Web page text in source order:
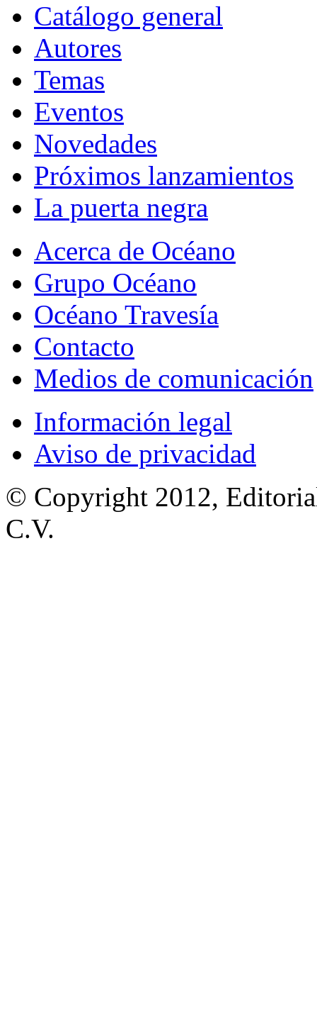
Catálogo general
Autores
Temas
Eventos
Novedades
Próximos lanzamientos
La puerta negra
Acerca de Océano
Grupo Océano
Océano Travesía
Contacto
Medios de comunicación
Información legal
Aviso de privacidad
© Copyright 2012,
C.V.